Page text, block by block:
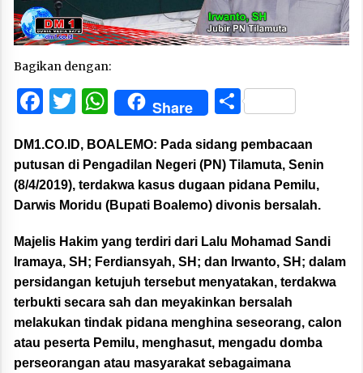
Bagikan dengan:
Facebook
Twitter
WhatsApp
Share Share
DM1.CO.ID, BOALEMO: Pada sidang pembacaan
putusan di Pengadilan Negeri (PN) Tilamuta, Senin
(8/4/2019), terdakwa kasus dugaan pidana Pemilu,
Darwis Moridu (Bupati Boalemo) divonis bersalah.
Majelis Hakim yang terdiri dari Lalu Mohamad Sandi
Iramaya, SH; Ferdiansyah, SH; dan Irwanto, SH; dalam
persidangan ketujuh tersebut menyatakan, terdakwa
terbukti secara sah dan meyakinkan bersalah
melakukan tindak pidana menghina seseorang, calon
atau peserta Pemilu, menghasut, mengadu domba
perseorangan atau masyarakat sebagaimana